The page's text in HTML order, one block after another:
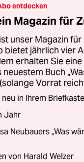
entdecken
Magazin für
unser Magazin
bietet jährlich vier
erhalten Sie
Buch
Vorrat
in Ihrem
Jahr
Neubauers „Was
von Harald Welzer